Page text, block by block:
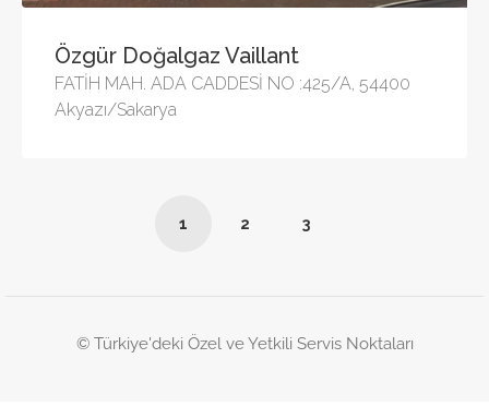
Özgür Doğalgaz Vaillant
FATİH MAH. ADA CADDESİ NO :425/A, 54400
Akyazı/Sakarya
1 2 3
© Türkiye'deki Özel ve Yetkili Servis Noktaları